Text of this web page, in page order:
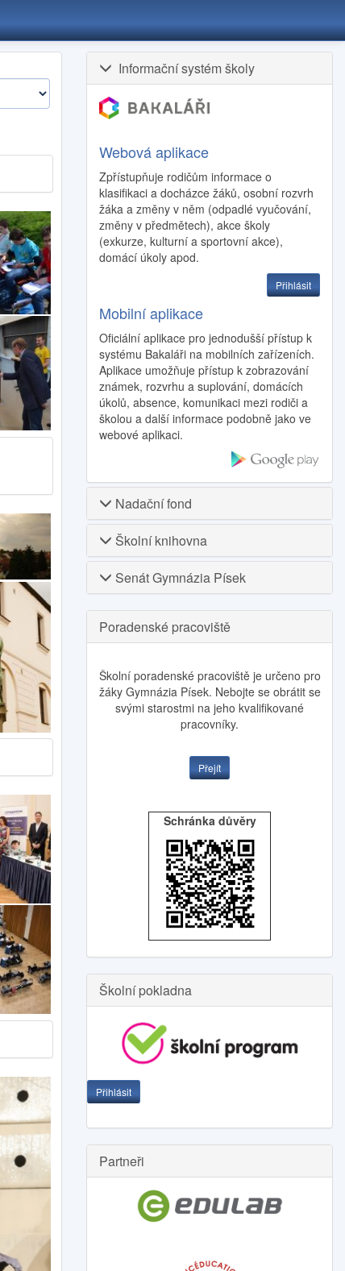
Informační systém školy
Webová aplikace
Zpřístupňuje rodičům informace o
klasifikaci a docházce žáků, osobní rozvrh
žáka a změny v něm (odpadlé vyučování,
změny v předmětech), akce školy
(exkurze, kulturní a sportovní akce),
domácí úkoly apod.
Přihlásit
Mobilní aplikace
Oficiální aplikace pro jednodušší přístup k
systému Bakaláři na mobilních zařízeních.
Aplikace umožňuje přístup k zobrazování
známek, rozvrhu a suplování, domácích
úkolů, absence, komunikaci mezi rodiči a
školou a další informace podobně jako ve
webové aplikaci.
Nadační fond
Školní knihovna
Senát Gymnázia Písek
Poradenské pracoviště
Školní poradenské pracoviště je určeno pro
žáky Gymnázia Písek. Nebojte se obrátit se
svými starostmi na jeho kvalifikované
pracovníky.
Přejít
Schránka důvěry
Školní pokladna
Přihlásit
Partneři